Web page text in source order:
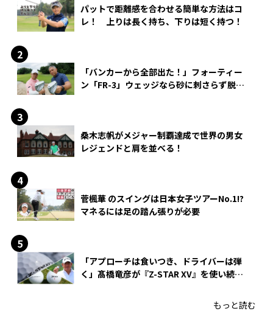
パットで距離感を合わせる簡単な方法はコ
レ！ 上りは長く持ち、下りは短く持つ！
「バンカーから全部出た！」フォーティー
ン「FR-3」ウェッジなら砂に刺さらず脱出
桑木志帆がメジャー制覇達成で世界の男女
レジェンドと肩を並べる！
菅楓華 のスイングは日本女子ツアーNo.1!?
マネるには足の踏ん張りが必要
「アプローチは食いつき、ドライバーは弾
く」髙橋竜彦が『Z-STAR XV』を使い続け
もっと読む